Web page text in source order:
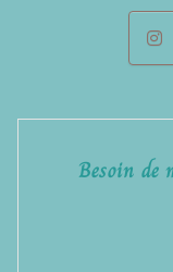
Besoin de